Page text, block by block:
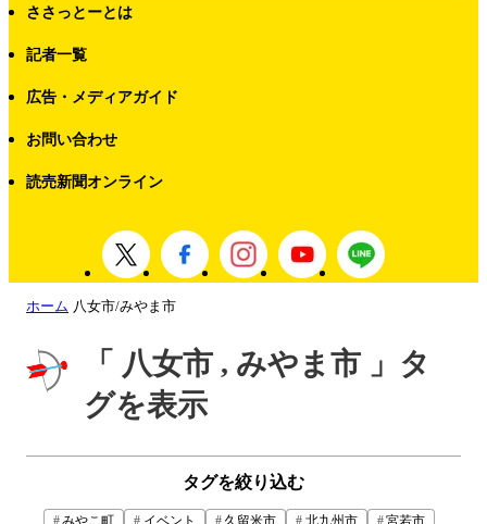
ささっとーとは
記者一覧
広告・メディアガイド
お問い合わせ
読売新聞オンライン
ホーム 八女市/みやま市
「 八女市 , みやま市 」タ
グを表示
タグを絞り込む
みやこ町 イベント 久留米市 北九州市
宮若市